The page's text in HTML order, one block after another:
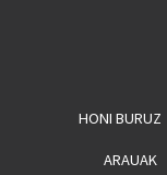
HONI BURUZ
ARAUAK